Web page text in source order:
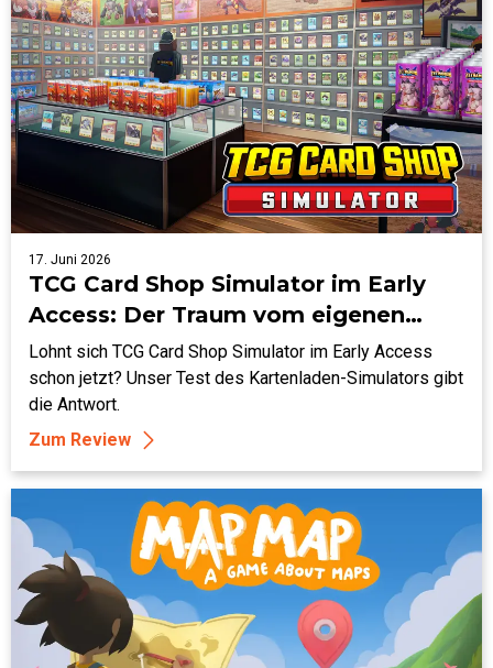
17. Juni 2026
TCG Card Shop Simulator im Early
Access: Der Traum vom eigenen
Kartenladen
Lohnt sich TCG Card Shop Simulator im Early Access
schon jetzt? Unser Test des Kartenladen-Simulators gibt
die Antwort.
Zum Review